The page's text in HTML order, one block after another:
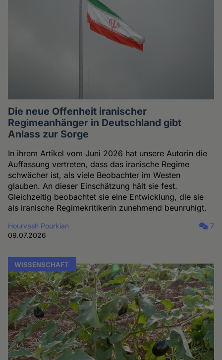
Die neue Offenheit iranischer
Regimeanhänger in Deutschland gibt
Anlass zur Sorge
In ihrem Artikel vom Juni 2026 hat unsere Autorin die
Auffassung vertreten, dass das iranische Regime
schwächer ist, als viele Beobachter im Westen
glauben. An dieser Einschätzung hält sie fest.
Gleichzeitig beobachtet sie eine Entwicklung, die sie
als iranische Regimekritikerin zunehmend beunruhigt.
Hourvash Pourkian
09.07.2026
7
WISSENSCHAFT